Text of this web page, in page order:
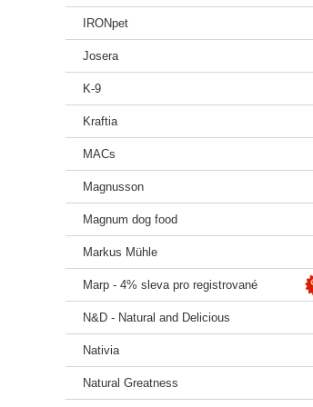
IRONpet
Josera
K-9
Kraftia
MACs
Magnusson
Magnum dog food
Markus Mühle
Marp - 4% sleva pro registrované
N&D - Natural and Delicious
Nativia
Natural Greatness